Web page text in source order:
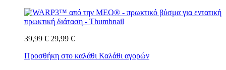
39,99 € 29,99 €
Προσθήκη στο καλάθι Καλάθι αγορών